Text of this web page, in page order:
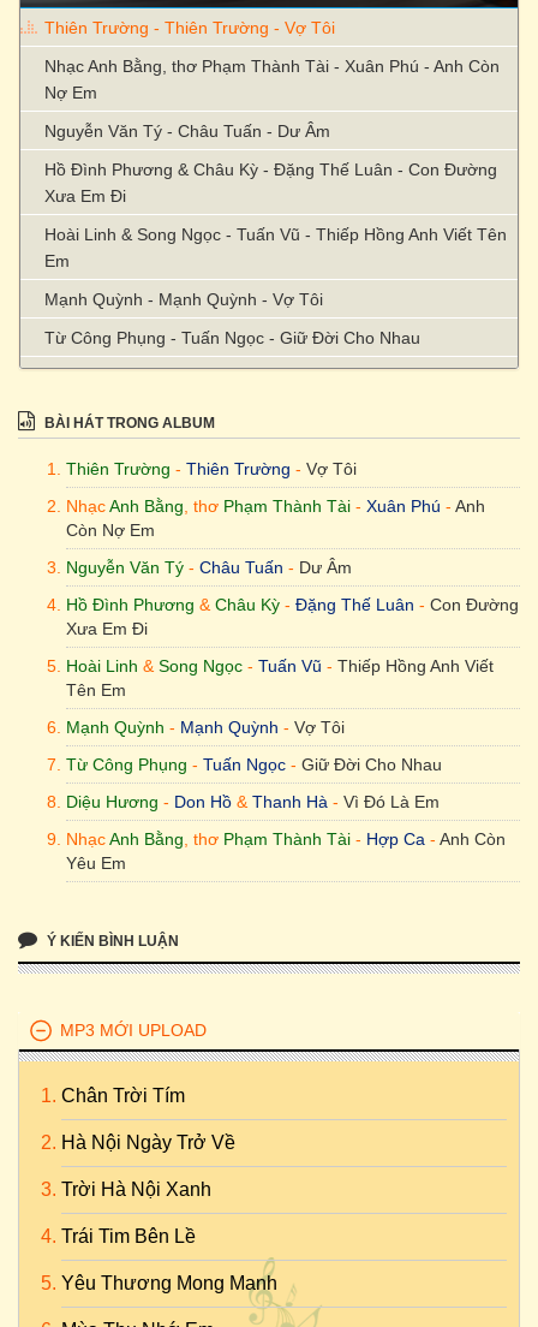
Thiên Trường - Thiên Trường - Vợ Tôi
Nhạc Anh Bằng, thơ Phạm Thành Tài - Xuân Phú - Anh Còn
Nợ Em
Nguyễn Văn Tý - Châu Tuấn - Dư Âm
Hồ Đình Phương & Châu Kỳ - Đặng Thế Luân - Con Đường
Xưa Em Đi
Hoài Linh & Song Ngọc - Tuấn Vũ - Thiếp Hồng Anh Viết Tên
Em
Mạnh Quỳnh - Mạnh Quỳnh - Vợ Tôi
Từ Công Phụng - Tuấn Ngọc - Giữ Đời Cho Nhau
Nhạc Anh Bằng, thơ Phạm Thành Tài - Hợp Ca - Anh Còn
Yêu Em
BÀI HÁT TRONG ALBUM
Thiên Trường - Thiên Trường - Vợ Tôi
NhạcAnh Bằng , thơ Phạm Thành Tài - Xuân Phú - Anh
Còn Nợ Em
Nguyễn Văn Tý - Châu Tuấn - Dư Âm
Hồ Đình Phương & Châu Kỳ - Đặng Thế Luân - Con Đường
Xưa Em Đi
Hoài Linh & Song Ngọc - Tuấn Vũ - Thiếp Hồng Anh Viết
Tên Em
Mạnh Quỳnh - Mạnh Quỳnh - Vợ Tôi
Từ Công Phụng - Tuấn Ngọc - Giữ Đời Cho Nhau
Diệu Hương - Don Hồ & Thanh Hà - Vì Đó Là Em
NhạcAnh Bằng , thơ Phạm Thành Tài - Hợp Ca - Anh Còn
Yêu Em
Ý KIẾN BÌNH LUẬN
MP3 MỚI UPLOAD
Chân Trời Tím
Hà Nội Ngày Trở Về
Trời Hà Nội Xanh
Trái Tim Bên Lề
Yêu Thương Mong Manh